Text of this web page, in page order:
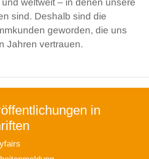
weltweit – in denen unsere
sind. Deshalb sind die
geworden, die uns
Jahren vertrauen.
in